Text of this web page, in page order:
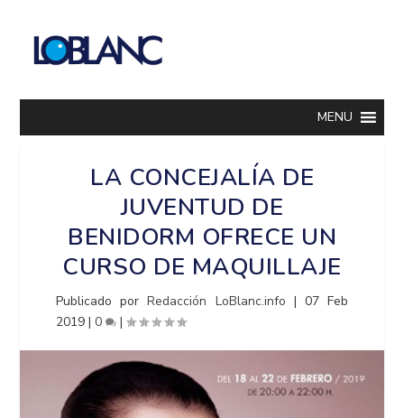
MENU
LA CONCEJALÍA DE
JUVENTUD DE
BENIDORM OFRECE UN
CURSO DE MAQUILLAJE
Publicado porRedacción LoBlanc.info | 07 Feb
2019 |0 |